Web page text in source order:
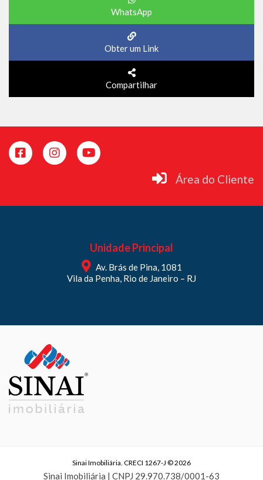
WhatsApp
Obter um Link
Compartilhar
Área do Cliente
Unidade Principal
Av. Brás de Pina, 1081
Vila da Penha, Rio de Janeiro – RJ
Sinai Imobiliária. CRECI 1267-J © 2026
Sinai Imobiliária | CNPJ 29.970.738/0001-63